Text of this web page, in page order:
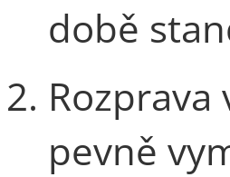
době
pevně